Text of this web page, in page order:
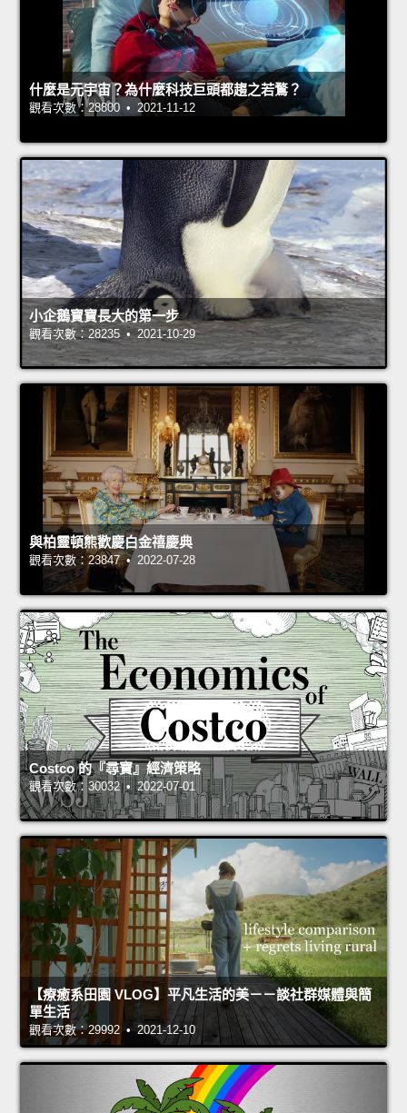
什麼是元宇宙？為什麼科技巨頭都趨之若鶩？
觀看次數：28800 • 2021-11-12
小企鵝寶寶長大的第一步
觀看次數：28235 • 2021-10-29
與柏靈頓熊歡慶白金禧慶典
觀看次數：23847 • 2022-07-28
Costco 的『尋寶』經濟策略
觀看次數：30032 • 2022-07-01
【療癒系田園 VLOG】平凡生活的美－－談社群媒體與簡
單生活
觀看次數：29992 • 2021-12-10